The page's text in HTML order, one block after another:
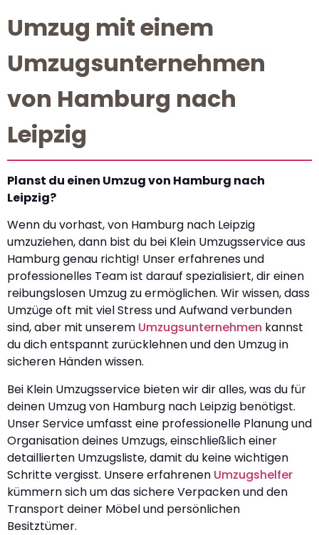
Umzug mit einem
Umzugsunternehmen
von Hamburg nach
Leipzig
Planst du einen Umzug von Hamburg nach
Leipzig?
Wenn du vorhast, von Hamburg nach Leipzig
umzuziehen, dann bist du bei Klein Umzugsservice aus
Hamburg genau richtig! Unser erfahrenes und
professionelles Team ist darauf spezialisiert, dir einen
reibungslosen Umzug zu ermöglichen. Wir wissen, dass
Umzüge oft mit viel Stress und Aufwand verbunden
sind, aber mit unserem Umzugsunternehmen kannst
du dich entspannt zurücklehnen und den Umzug in
sicheren Händen wissen.
Bei Klein Umzugsservice bieten wir dir alles, was du für
deinen Umzug von Hamburg nach Leipzig benötigst.
Unser Service umfasst eine professionelle Planung und
Organisation deines Umzugs, einschließlich einer
detaillierten Umzugsliste, damit du keine wichtigen
Schritte vergisst. Unsere erfahrenen Umzugshelfer
kümmern sich um das sichere Verpacken und den
Transport deiner Möbel und persönlichen
Besitztümer.